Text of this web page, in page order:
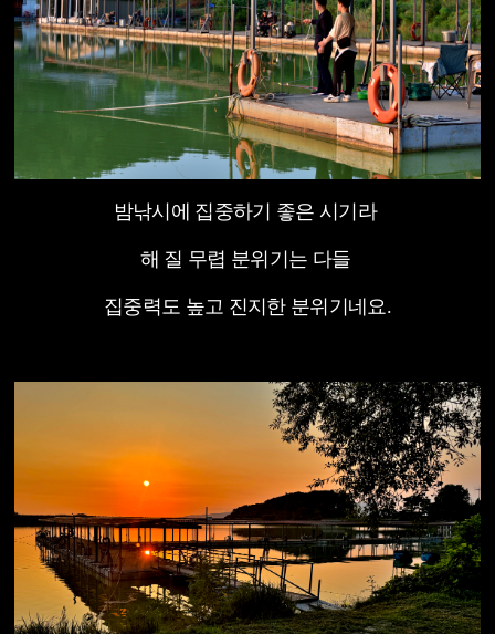
밤낚시에 집중하기 좋은 시기라
해 질 무렵 분위기는 다들
집중력도 높고 진지한 분위기네요.